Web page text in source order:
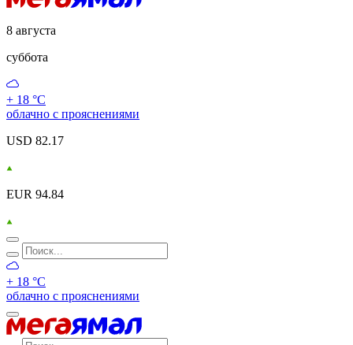
8 августа
суббота
+ 18 °С
облачно с прояснениями
USD 82.17
EUR 94.84
+ 18 °С
облачно с прояснениями